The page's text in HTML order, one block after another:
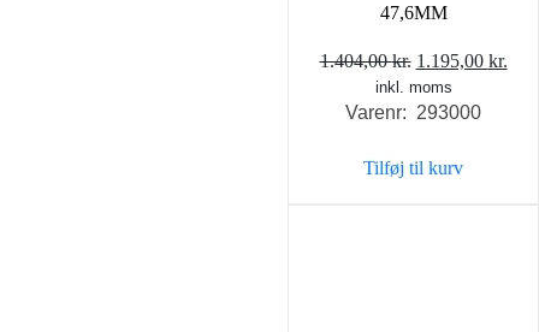
47,6MM
1.404,00kr. Den
oprindelige
pris
1.404,00 kr..
1.195,00 kr.
inkl. moms
Varenr: 293000
Tilføj til kurv